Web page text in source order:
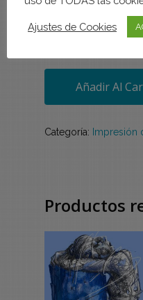
Añadir Al
Categoría: Impresión
Productos
Ajustes de Cookies